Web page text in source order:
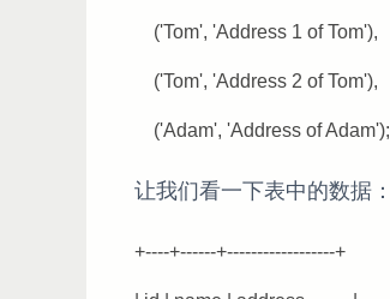
('Tom', 'Address 1 of Tom'),
('Tom', 'Address 2 of Tom'),
('Adam', 'Address of Adam');
让我们看一下表中的数据：
+----+------+------------------+